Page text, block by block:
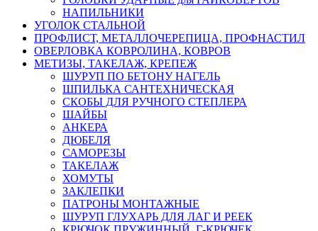
НАПИЛЬНИКИ
УГОЛОК СТАЛЬНОЙ
ПРОФЛИСТ, МЕТАЛЛОЧЕРЕПИЦА, ПРОФНАСТИЛ
ОВЕРЛОВКА КОВРОЛИНА, КОВРОВ
МЕТИЗЫ, ТАКЕЛАЖ, КРЕПЕЖ
ШУРУП ПО БЕТОНУ НАГЕЛЬ
ШПИЛЬКА САНТЕХНИЧЕСКАЯ
СКОБЫ ДЛЯ РУЧНОГО СТЕПЛЕРА
ШАЙБЫ
АНКЕРА
ДЮБЕЛЯ
САМОРЕЗЫ
ТАКЕЛАЖ
ХОМУТЫ
ЗАКЛЕПКИ
ПАТРОНЫ МОНТАЖНЫЕ
ШУРУП ГЛУХАРЬ ДЛЯ ЛАГ И РЕЕК